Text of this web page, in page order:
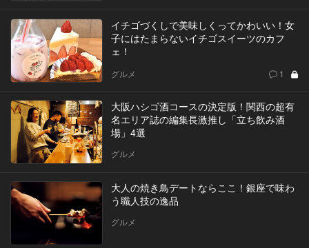
イチゴづくしで美味しくってかわいい！女
子にはたまらないイチゴスイーツのカフ
ェ！
グルメ 1
大阪ハシゴ酒コースの決定版！関西の超有
名エリア誌の編集長激推し「立ち飲み酒
場」4選
グルメ
大人の焼き鳥デートならここ！銀座で味わ
う職人技の逸品
グルメ